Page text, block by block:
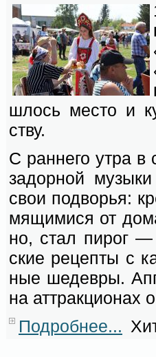
шлось ме­сто и
ству.
С ран­не­го утра
за­дор­ной
свои по­дво­рья:
мя­щи­ми­ся от
но, стал пи­рог —
ские ре­цеп­ты с
ные ше­дев­ры.
на ат­трак­ци­о­нах
Подробнее...